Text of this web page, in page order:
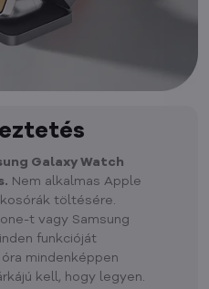
Galaxy Watch
Nem alkalmas Apple
töltésére.
t vagy Samsung
funkcióját
mindenképpen
kell, hogy legyen.